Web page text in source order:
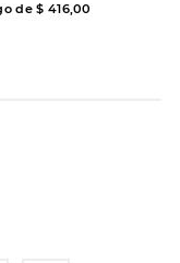
de$ 416,00
dama